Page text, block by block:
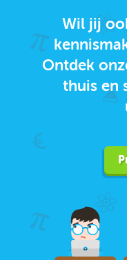
Wil jij
Ontdek
thuis en